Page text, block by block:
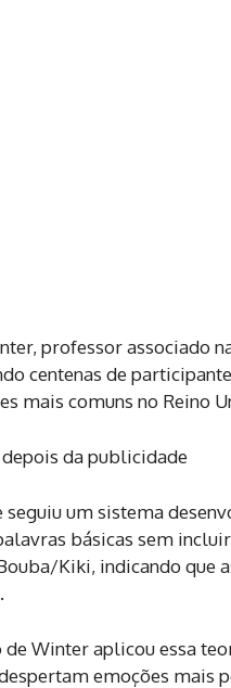
professor associado
centenas de
mais comuns no Reino
da publicidade
seguiu um sistema
básicas sem
Kiki, indicando que
de Winter aplicou essa
emoções mais